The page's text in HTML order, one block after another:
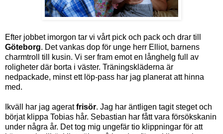
Efter jobbet imorgon tar vi vårt pick och pack och drar till
Göteborg. Det vankas dop för unge herr Elliot, barnens
charmtroll till kusin. Vi ser fram emot en långhelg full av
roligheter där borta i väster. Träningskläderna är
nedpackade, minst ett löp-pass har jag planerat att hinna
med.
Ikväll har jag ageratfrisör. Jag har äntligen tagit steget och
börjat klippa Tobias hår. Sebastian har fått vara försökskanin
under några år. Det tog mig ungefär tio klippningar för att